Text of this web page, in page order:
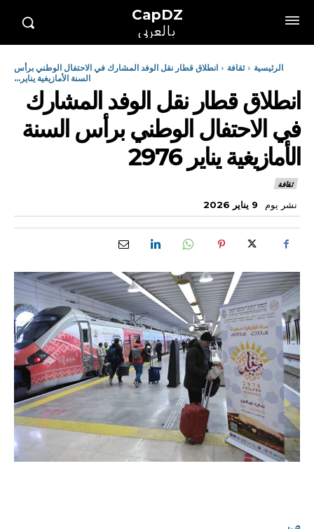
CapDZ
بالعربي
الرئيسية ثقافة
انطلاق قطار نقل الوفد المشارك في الاحتفال الوطني برأس
السنة الأمازيغية يناير...
انطلاق قطار نقل الوفد المشارك
في الاحتفال الوطني برأس السنة
الأمازيغية يناير 2976
ثقافة
نشر يوم 9 يناير 2026